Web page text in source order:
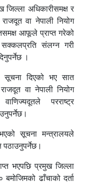
अधिकारीसमक्ष र
वा नेपाली नियोग
आफूले प्राप्त गरेको
सक्कलप्रति संलग्न गरी
।
सूचना दिएको भए सात
वा नेपाली नियोग
परराष्ट्र
सूचना मन्त्रालयले
भएपछि प्रमुख जिल्ला
ढाँचाको दर्ता